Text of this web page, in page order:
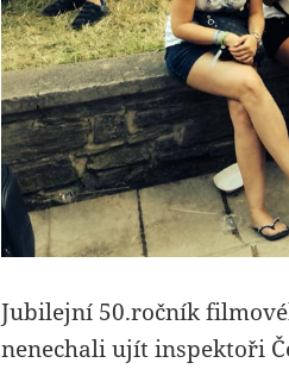
Jubilejní 50.ročník
nenechali ujít inspektoři